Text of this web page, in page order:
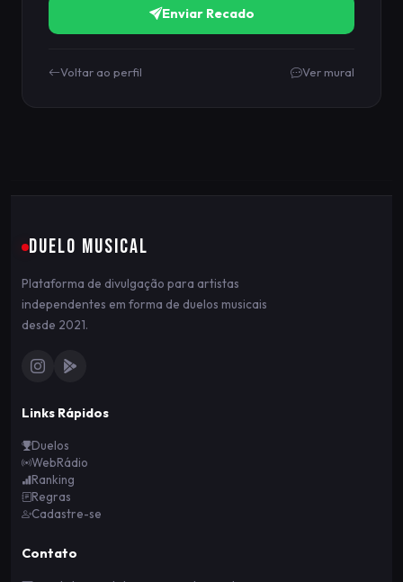
Enviar Recado
Voltar ao perfil Ver mural
DUELO MUSICAL
Plataforma de divulgação para artistas
independentes em forma de duelos musicais
desde 2021.
Links Rápidos
Duelos
WebRádio
Ranking
Regras
Cadastre-se
Contato